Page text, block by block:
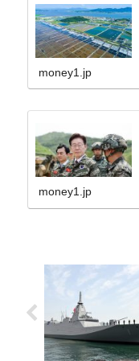
money1.jp
money1.jp